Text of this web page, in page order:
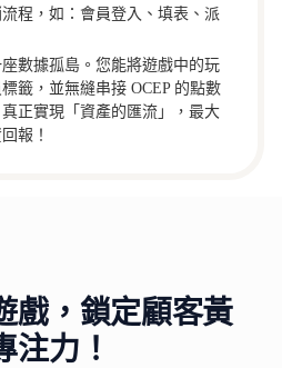
流程，如：會員登入、填表、派
數據孤島。您能將遊戲中的玩
籤，並無縫串接 OCEP 的點數
正實現「資產的匯流」，最大
報！
戲，鎖定顧客黃
注力！